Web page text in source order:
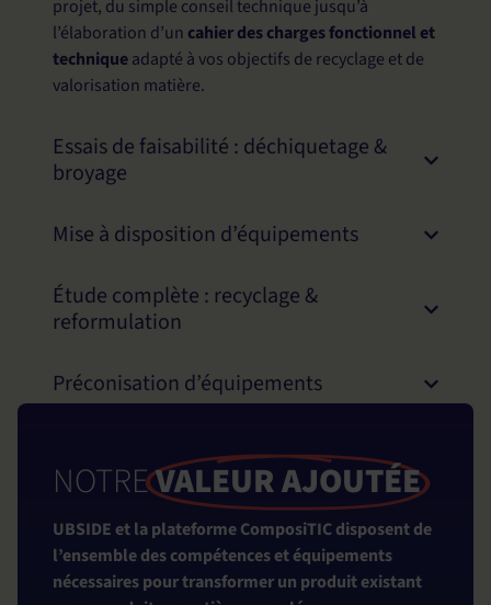
projet, du simple conseil technique jusqu’à
l’élaboration d’un cahier des charges fonctionnel et
techniqueadapté à vos objectifs de recyclage et de
valorisation matière.
Essais de faisabilité : déchiquetage &
broyage
Mise à disposition d’équipements
Étude complète : recyclage &
reformulation
Préconisation d’équipements
NOTREVALEUR AJOUTÉE
UBSIDE et la plateforme ComposiTIC disposent de
l’ensemble des compétences et équipements
nécessaires pour transformer un produit existant